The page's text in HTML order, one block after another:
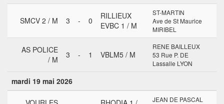
SMCV 2 / M 3 - 0
RILLIEUX
EVBC 1 / M
ST-MARTIN
Ave de St Maurice
MIRIBEL
AS POLICE
/ M
3 - 1 VBLM5 / M
RENE BAILLEUX
53 Rue P. DE
Lassalle LYON
mardi 19 mai 2026
JEAN DE PASCAL